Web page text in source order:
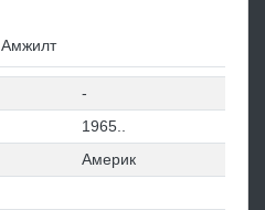
Амжилт
-
1965..
Америк